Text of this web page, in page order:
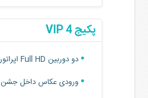
پکیج 4 VIP
دو دوربین Full HD اپراتور 2 خانم و آقا
ورودی عکاس داخل جشن